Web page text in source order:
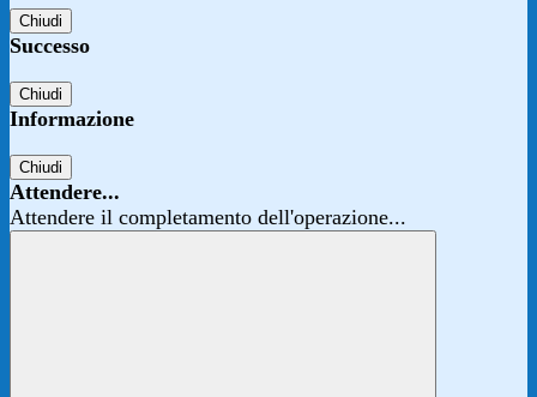
Chiudi
Successo
Chiudi
Informazione
Chiudi
Attendere...
Attendere il completamento dell'operazione...